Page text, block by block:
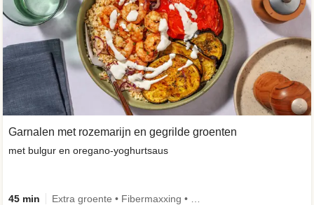
Garnalen met rozemarijn en gegrilde groenten
met bulgur en oregano-yoghurtsaus
45 min